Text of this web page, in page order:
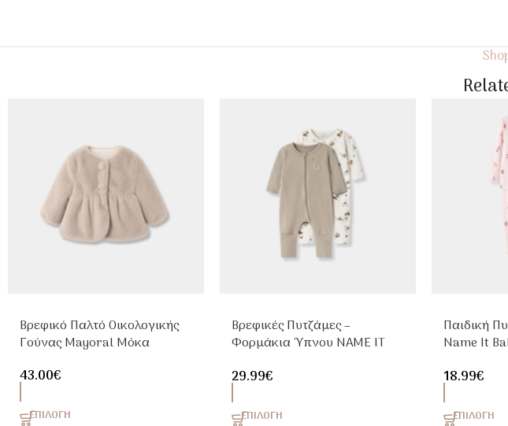
Βρεφικό Παλτό Οικολογικής
Γούνας Mayoral Μόκα
43.00€
ΕΠΙΛΟΓΉ
Βρεφικές Πυτζάμες –
Φορμάκια Ύπνου NAME IT
29.99€
ΕΠΙΛΟΓΉ
Παιδική
Name It
18.99€
ΕΠΙΛΟΓΉ